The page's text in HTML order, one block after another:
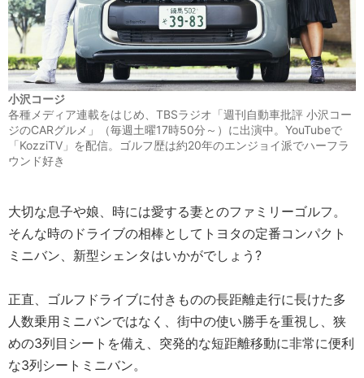
小沢コージ
各種メディア連載をはじめ、TBSラジオ「週刊自動車批評 小沢コー
ジのCARグルメ」（毎週土曜17時50分～）に出演中。YouTubeで
「KozziTV」を配信。ゴルフ歴は約20年のエンジョイ派でハーフラ
ウンド好き
大切な息子や娘、時には愛する妻とのファミリーゴルフ。
そんな時のドライブの相棒としてトヨタの定番コンパクト
ミニバン、新型シェンタはいかがでしょう?
正直、ゴルフドライブに付きものの長距離走行に長けた多
人数乗用ミニバンではなく、街中の使い勝手を重視し、狭
めの3列目シートを備え、突発的な短距離移動に非常に便利
な3列シートミニバン。